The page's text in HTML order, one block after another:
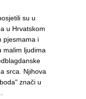
su u
u Hrvatskom
pjesmama i
malim ljudima
srca. Njihova
znači u